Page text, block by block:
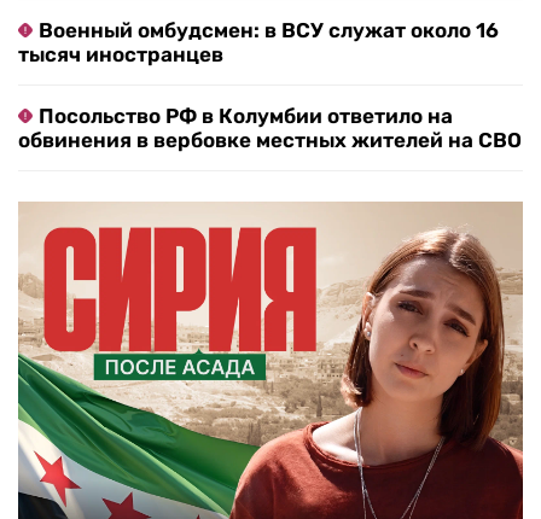
Военный омбудсмен: в ВСУ служат около 16
тысяч иностранцев
Посольство РФ в Колумбии ответило на
обвинения в вербовке местных жителей на СВО